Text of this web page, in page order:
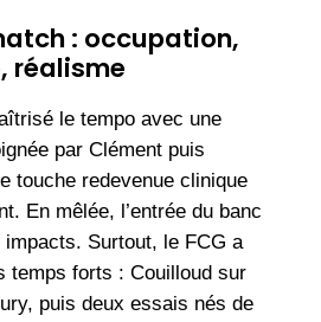
: occupation,
réalisme
le tempo avec une
par Clément puis
touche redevenue clinique
En mêlée, l’entrée du banc
Surtout, le FCG a
temps forts : Couilloud sur
puis deux essais nés de